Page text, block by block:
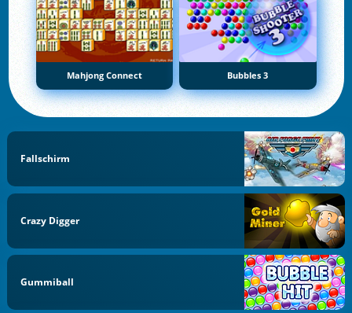
Mahjong Connect Bubbles 3
Fallschirm
Crazy Digger
Gummiball